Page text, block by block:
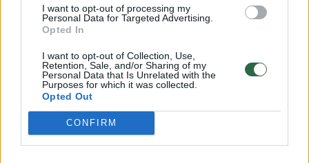
I want to opt-out of processing my
Personal Data for Targeted Advertising.
Opted In
I want to opt-out of Collection, Use,
Retention, Sale, and/or Sharing of my
Personal Data that Is Unrelated with the
Purposes for which it was collected.
Opted Out
CONFIRM
Sportas Krepšinis
Šaro sūnėno vedami Lietuvos 16-
mečiai užtikrinta pergale pradėjo
Europos čempionatą